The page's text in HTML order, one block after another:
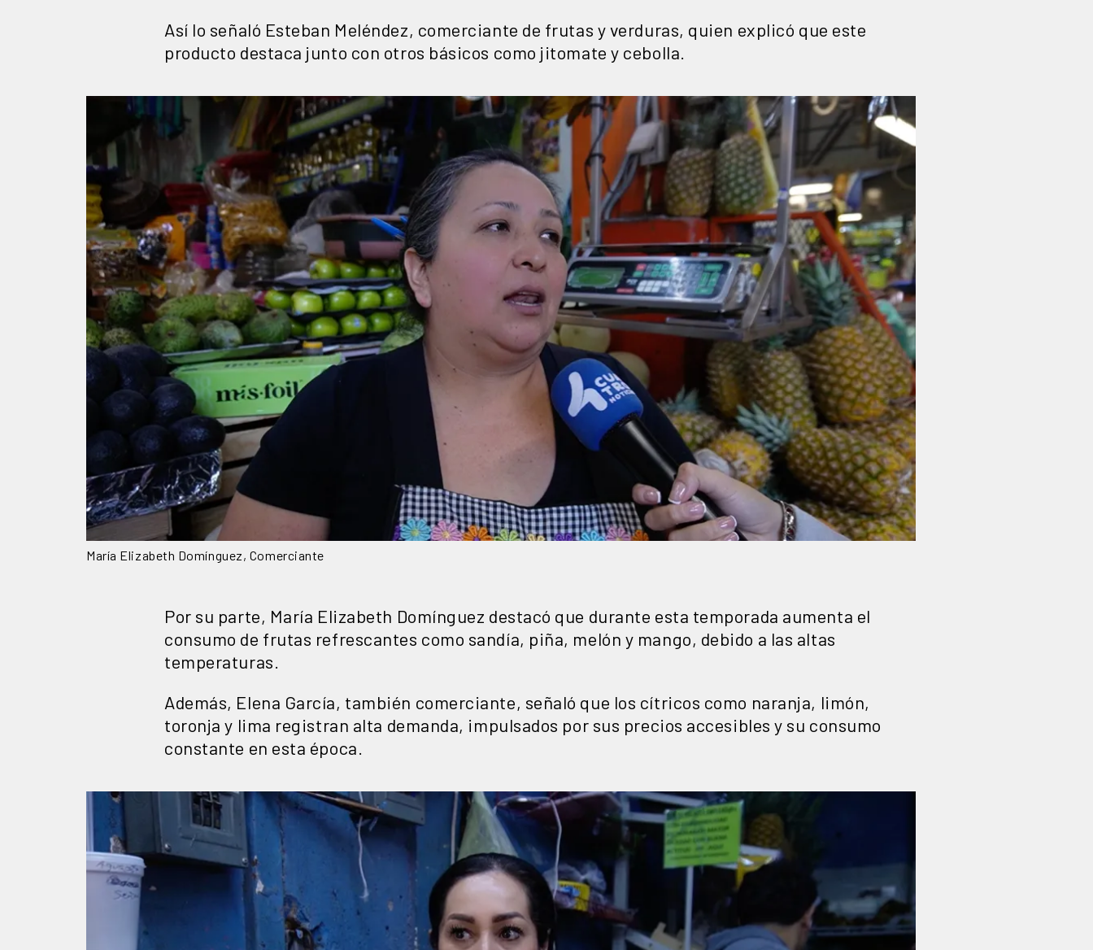
Así lo señaló Esteban Meléndez, comerciante de frutas y verduras, quien explicó que este
producto destaca junto con otros básicos como jitomate y cebolla.
María Elizabeth Domínguez, Comerciante
Por su parte, María Elizabeth Domínguez destacó que durante esta temporada aumenta el
consumo de frutas refrescantes como sandía, piña, melón y mango, debido a las altas
temperaturas.
Además, Elena García, también comerciante, señaló que los cítricos como naranja, limón,
toronja y lima registran alta demanda, impulsados por sus precios accesibles y su consumo
constante en esta época.